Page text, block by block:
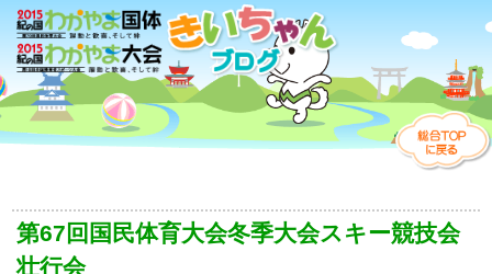
第67回国民体育大会冬季大会スキー競技会
壮行会